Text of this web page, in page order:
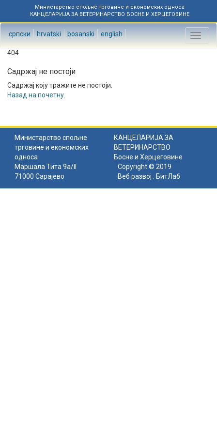
Министарство спољне трговине и економских односа
КАНЦЕЛАРИЈА ЗА ВЕТЕРИНАРСТВО БОСНЕ И ХЕРЦЕГОВИНЕ
српски hrvatski bosanski english
Toggle
404
Садржај не постоји
Садржај коју тражите не постоји.
Назад на почетну
Министарство спољне
трговине и економских
односа
КАНЦЕЛАРИЈА ЗА
ВЕТЕРИНАРСТВО
Босне и Херцеговине
Маршала Тита 9а/II
71000 Сарајево
Copyright © 2019
Веб развој : БитЛаб